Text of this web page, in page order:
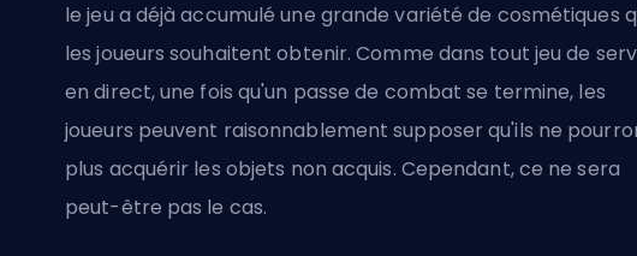
le jeu a déjà accumulé une grande variété de cosmétiques
les joueurs souhaitent obtenir. Comme dans tout jeu de
en direct, une fois qu'un passe de combat se termine, les
joueurs peuvent raisonnablement supposer qu'ils ne
plus acquérir les objets non acquis. Cependant, ce ne sera
peut-être pas le cas.